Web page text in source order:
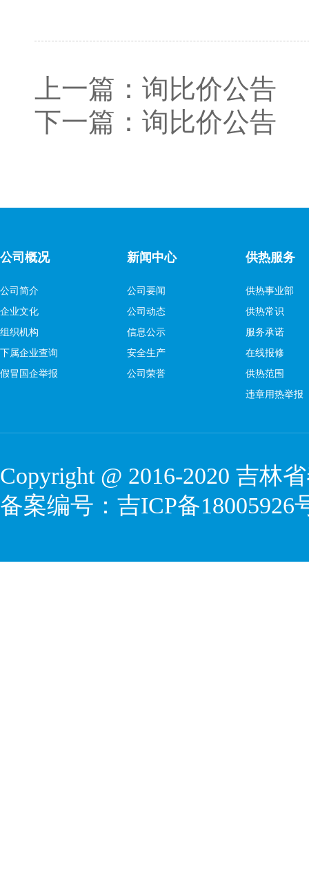
上一篇： 询比价公告
下一篇： 询比价公告
公司概况
公司简介
企业文化
组织机构
下属企业查询
假冒国企举报
新闻中心
公司要闻
公司动态
信息公示
安全生产
公司荣誉
供热服务
供热事业部
供热常识
服务承诺
在线报修
供热范围
违章用热举报
Copyright @ 2016-2020 吉林
备案编号： 吉ICP备18005926